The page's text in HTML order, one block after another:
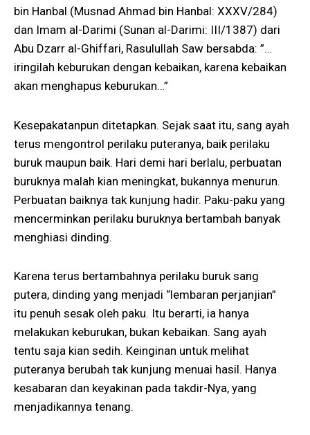
bin Hanbal (Musnad Ahmad bin Hanbal: XXXV/284)
dan Imam al-Darimi (Sunan al-Darimi: III/1387) dari
Abu Dzarr al-Ghiffari, Rasulullah Saw bersabda: ”…
iringilah keburukan dengan kebaikan, karena kebaikan
akan menghapus keburukan…”
Kesepakatanpun ditetapkan. Sejak saat itu, sang ayah
terus mengontrol perilaku puteranya, baik perilaku
buruk maupun baik. Hari demi hari berlalu, perbuatan
buruknya malah kian meningkat, bukannya menurun.
Perbuatan baiknya tak kunjung hadir. Paku-paku yang
mencerminkan perilaku buruknya bertambah banyak
menghiasi dinding.
Karena terus bertambahnya perilaku buruk sang
putera, dinding yang menjadi “lembaran perjanjian”
itu penuh sesak oleh paku. Itu berarti, ia hanya
melakukan keburukan, bukan kebaikan. Sang ayah
tentu saja kian sedih. Keinginan untuk melihat
puteranya berubah tak kunjung menuai hasil. Hanya
kesabaran dan keyakinan pada takdir-Nya, yang
menjadikannya tenang.